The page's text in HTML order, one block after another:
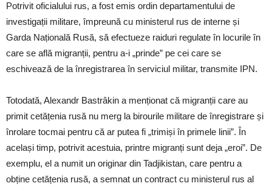
Potrivit oficialului rus, a fost emis ordin departamentului de
investigații militare, împreună cu ministerul rus de interne și
Garda Națională Rusă, să efectueze raiduri regulate în locurile în
care se află migranții, pentru a-i „prinde” pe cei care se
eschivează de la înregistrarea în serviciul militar, transmite IPN.
Totodată, Alexandr Bastrâkin a menționat că migranții care au
primit cetățenia rusă nu merg la birourile militare de înregistrare și
înrolare tocmai pentru că ar putea fi „trimiși în primele linii”. În
același timp, potrivit acestuia, printre migranți sunt deja „eroi”. De
exemplu, el a numit un originar din Tadjikistan, care pentru a
obține cetățenia rusă, a semnat un contract cu ministerul rus al